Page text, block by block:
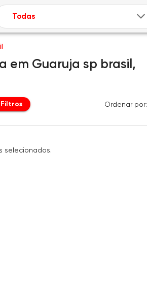
em Guaruja sp brasil,
Filtros Ordenar por:
selecionados.